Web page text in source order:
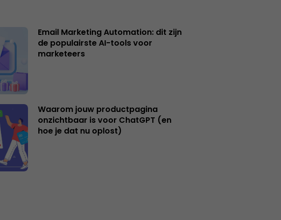
Email Marketing Automation: dit zijn
de populairste AI-tools voor
marketeers
Waarom jouw productpagina
onzichtbaar is voor ChatGPT (en
hoe je dat nu oplost)